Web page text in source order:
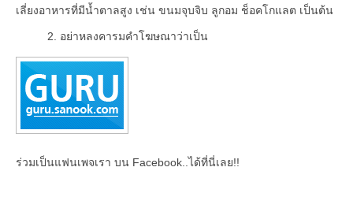
เลี่ยงอาหารที่มีน้ำตาลสูง เช่น ขนมจุบจิบ ลูกอม ช็อคโกแลต เป็นต้น
2. อย่าหลงคารมคำโฆษณาว่าเป็น
ร่วมเป็นแฟนเพจเรา บน Facebook..ได้ที่นี่เลย!!